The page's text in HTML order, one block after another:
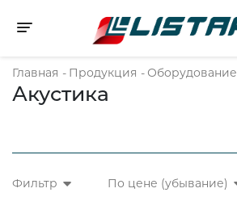
Toggle navigation
Главная - Продукция - Оборудование
Акустика
Фильтр По цене (убывание)